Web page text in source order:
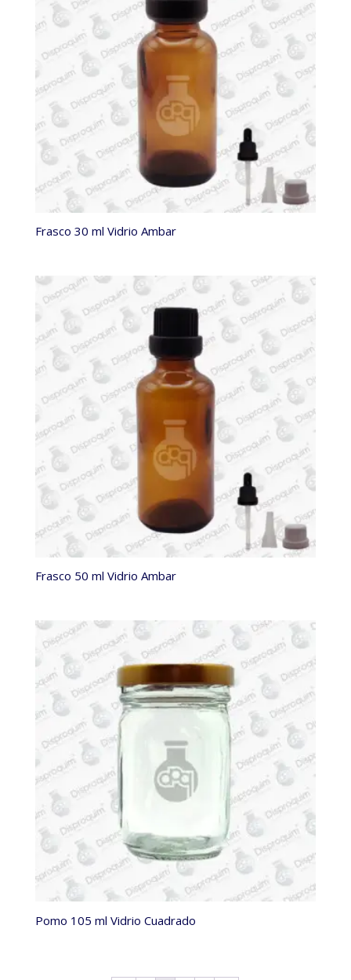
Frasco 30 ml Vidrio Ambar
Frasco 50 ml Vidrio Ambar
Pomo 105 ml Vidrio Cuadrado